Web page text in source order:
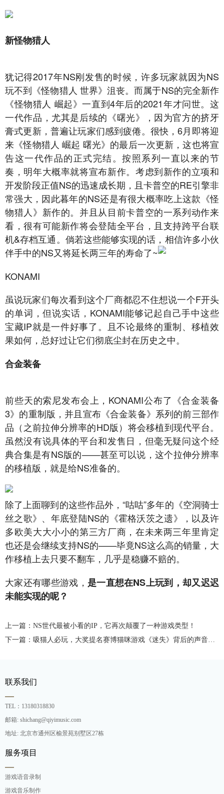
新怪物猎人
犹记得2017年NS刚发售的时候，许多玩家就因为NS
玩不到《怪物猎人 世界》沮丧。而属于NS的完全新作
《怪物猎人 崛起》一直到4年后的2021年才问世。这
一代作品，尤其是后续的《曙光》，因为官方的挤牙
膏式更新，普遍让玩家们感到疲倦。很快，6月即将迎
来《怪物猎人 崛起 曙光》的最后一次更新，这也将宣
告这一代作品的正式完结。按照系列一直以来的节
奏，明年大概率就将宣布新作。考虑到新作的立项和
开发阶段正值NS的迅速成长期，且卡普空的RE引擎非
常强大，因此暮年的NS还是有很大概率吃上这款《怪
物猎人》新作的。并且从目前卡普空的一系列动作来
看，很有可能新作将会登陆全平台，且支持跨平台联
机&存档互通。倘若这些能够实现的话，相信许多小伙
伴手中的NS又将延长两三年的寿命了~
KONAMI
虽说玩家们每次看到这个厂商都忍不住想说一个F开头
的单词，但说实话，KONAMI能够记起自己手中这些
宝藏IP就是一件好事了。且不论最终的重制、移植效
果如何，总好过让它们彻底尘封在历史之中。
合金装备
前些天的索尼发布会上，KONAMI公布了《合金装备
3》的重制版，并且宣布《合金装备》系列的前三部作
品（之前拉伸分辨率的HD版）将会移植到现代平台。
虽然没有说具体的平台和发售日，但毫无疑问这个经
典合集是有NS版的——甚至可以说，这个拉伸分辨率
的移植版，就是给NS准备的。
除了上面聊到的这些作品外，“咕咕”多年的《空洞骑士
丝之歌》、年底登陆NS的《霍格沃茨之遗》，以及许
多欧美大大小小的第三方厂商，在未来两三年里肯定
也还是会继续支持NS的——毕竟NS这么高的销量，大
作移植上去只要不翻车，几乎是稳赚不赔的。
大家还有哪些游戏， 是一直想在NS上玩到，却又迟迟
未能实现的呢？
上一篇：NS世代最被小看的IP，它再次颠覆了一种游戏类型！
下一篇：吸猫人必玩，大奖提名赛博猫咪游戏《迷失》背后的声音制作
联系我们
TEL：13180318830
邮箱: shichang@qiyimusic.com
地址: 北京市通州区榆景苑别墅区27栋
服务项目
游戏语音录制
游戏音乐制作